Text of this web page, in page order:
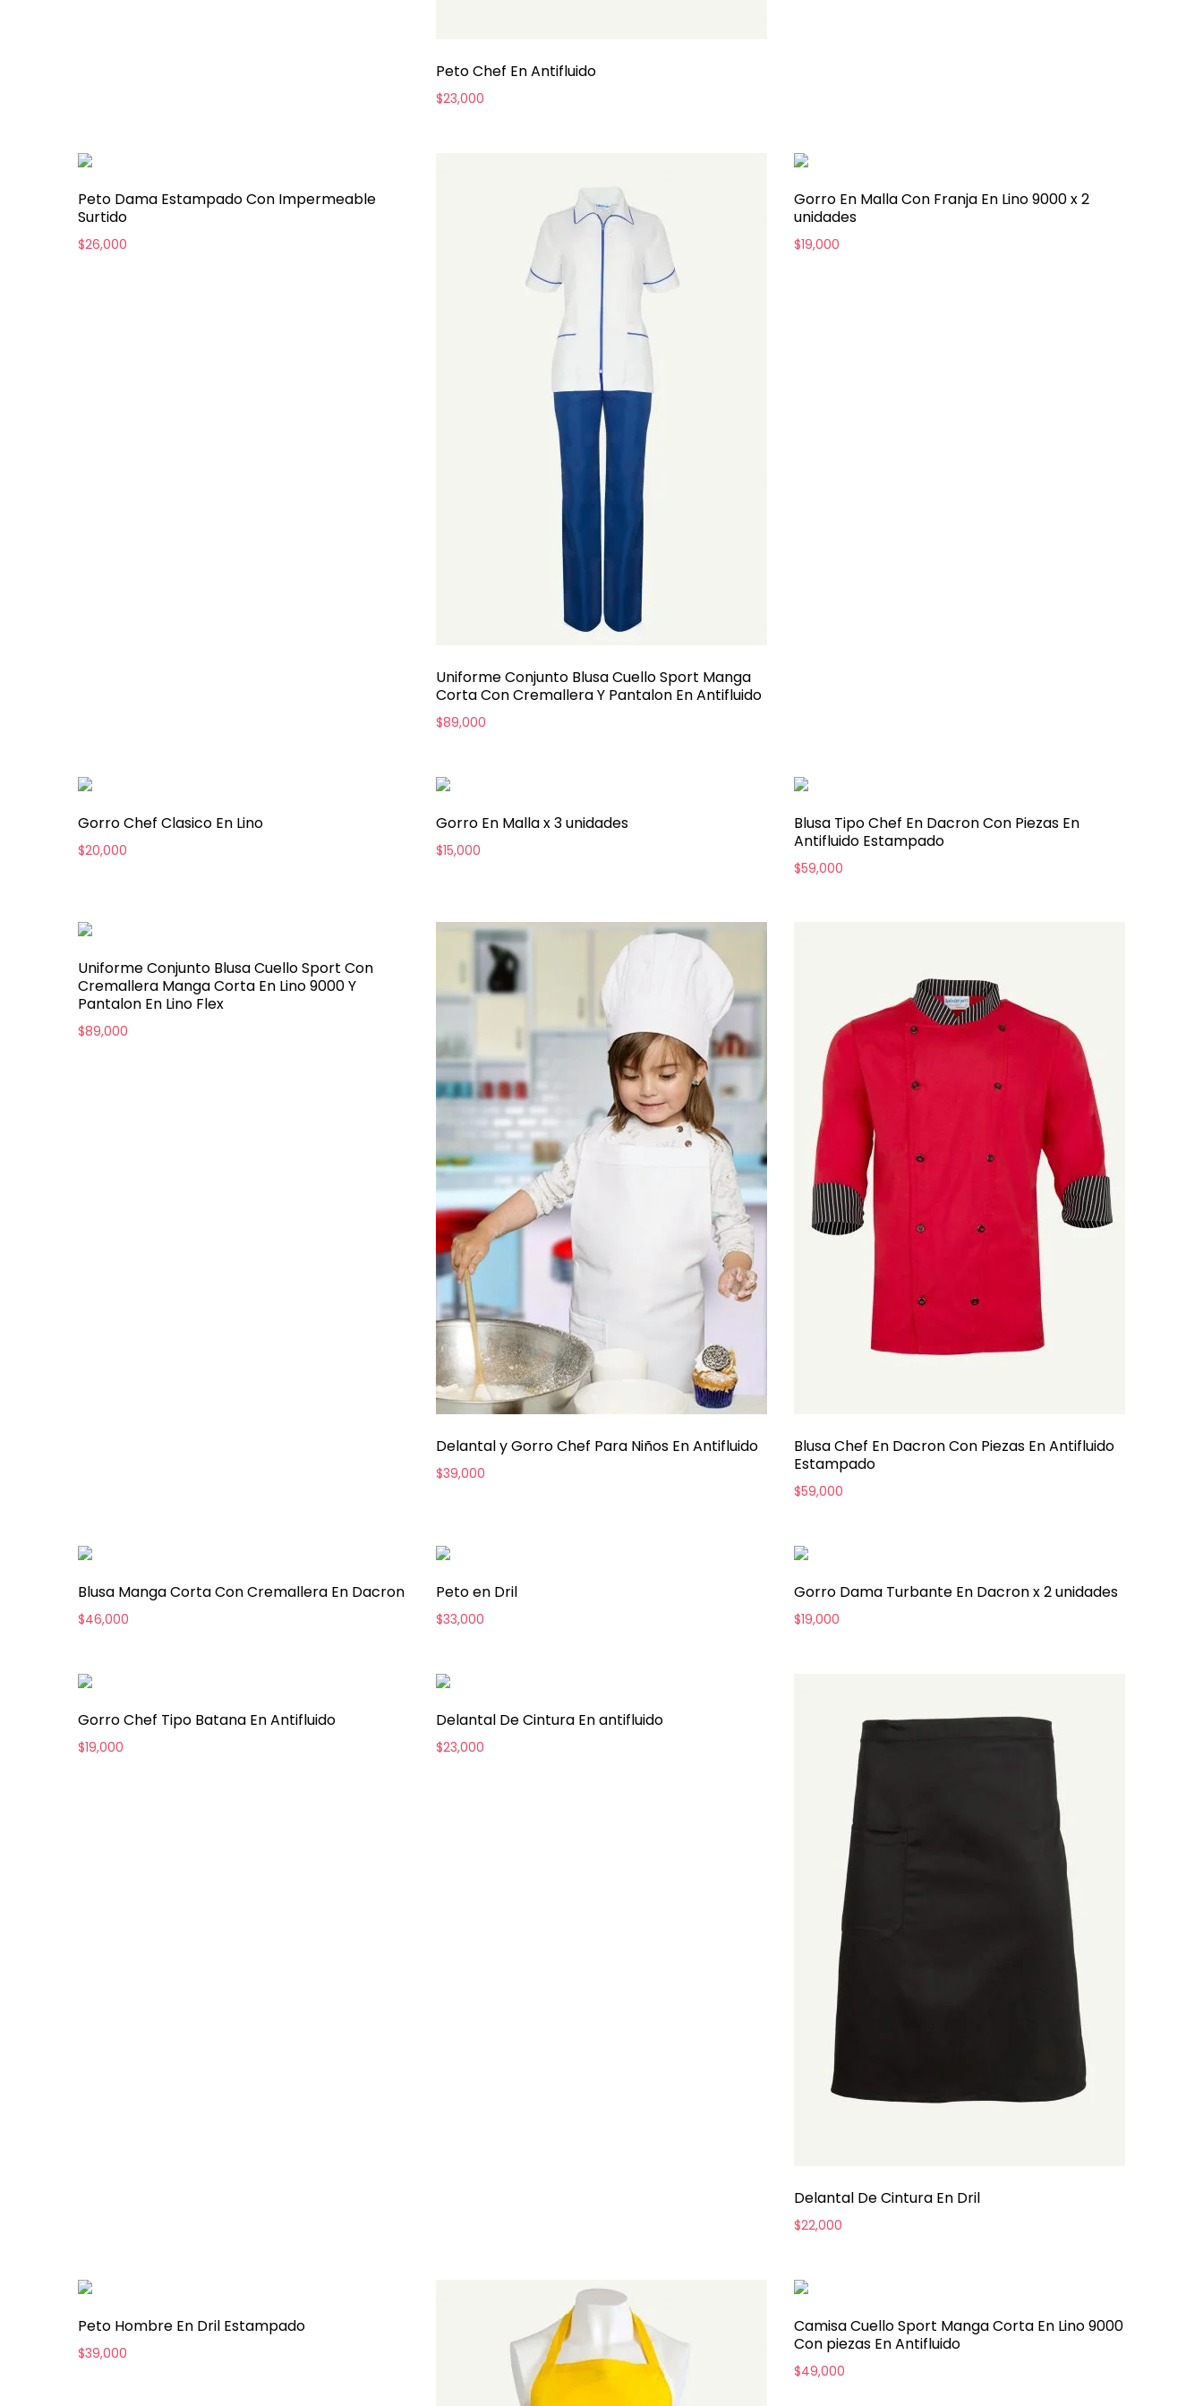
Peto Chef En Antifluido
$23,000
Peto Dama Estampado Con Impermeable
Surtido
$26,000
Uniforme Conjunto Blusa Cuello Sport Manga
Corta Con Cremallera Y Pantalon En Antifluido
$89,000
Gorro En Malla Con Franja En Lino 9000 x 2
unidades
$19,000
Gorro Chef Clasico En Lino
$20,000
Gorro En Malla x 3 unidades
$15,000
Blusa Tipo Chef En Dacron Con Piezas En
Antifluido Estampado
$59,000
Uniforme Conjunto Blusa Cuello Sport Con
Cremallera Manga Corta En Lino 9000 Y
Pantalon En Lino Flex
$89,000
Delantal y Gorro Chef Para Niños En Antifluido
$39,000
Blusa Chef En Dacron Con Piezas En Antifluido
Estampado
$59,000
Blusa Manga Corta Con Cremallera En Dacron
$46,000
Peto en Dril
$33,000
Gorro Dama Turbante En Dacron x 2 unidades
$19,000
Gorro Chef Tipo Batana En Antifluido
$19,000
Delantal De Cintura En antifluido
$23,000
Delantal De Cintura En Dril
$22,000
Peto Hombre En Dril Estampado
$39,000
Camisa Cuello Sport Manga Corta En Lino 9000
Con piezas En Antifluido
$49,000